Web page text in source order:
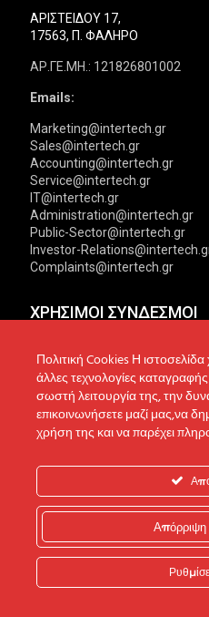
ΑΡΙΣΤΕΙΔΟΥ 17,
17563, Π. ΦΑΛΗΡΟ
ΑΡ.ΓΕ.ΜΗ.: 121826801002
Emails:
Marketing@intertech.gr
Sales@intertech.gr
Accounting@intertech.gr
Service@intertech.gr
IT@intertech.gr
Administration@intertech.gr
Public-Sector@intertech.gr
Investor-
Complaints@intertech.gr
ΧΡΗΣΙΜΟΙ ΣΥΝΔΕΣΜΟΙ
Δίκτυο συνεργατών
Τεχνική υποστήριξη
© 2022 Intertech
Web Design &
Πολιτική Cookies Η
άλλες τεχνολογίες
σωστή λειτουργία της, την
επικοινωνήσετε μαζί μας,να
χρήση της και να παρέχει